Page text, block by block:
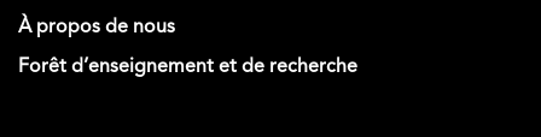
À propos de nous
Forêt d’enseignement et de recherche